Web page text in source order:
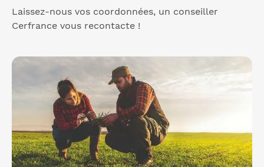
Laissez-nous vos coordonnées, un conseiller
Cerfrance vous recontacte !